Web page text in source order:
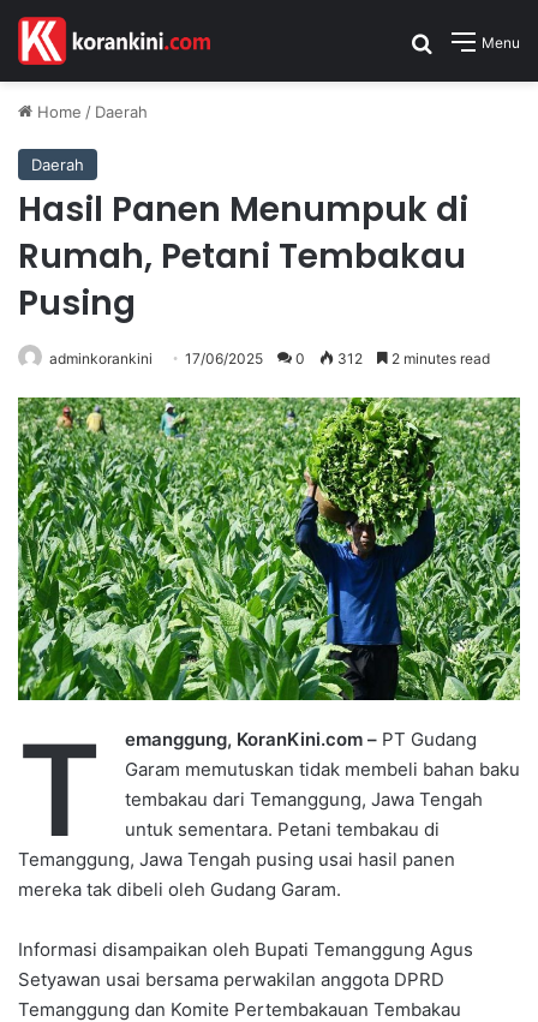
Menu
Search for
Home / Daerah
Daerah
Hasil Panen Menumpuk di
Rumah, Petani Tembakau
Pusing
adminkorankini 17/06/2025 0 312 2 minutes read
T emanggung, KoranKini.com – PT Gudang
Garam memutuskan tidak membeli bahan baku
tembakau dari Temanggung, Jawa Tengah
untuk sementara. Petani tembakau di
Temanggung, Jawa Tengah pusing usai hasil panen
mereka tak dibeli oleh Gudang Garam.
Informasi disampaikan oleh Bupati Temanggung Agus
Setyawan usai bersama perwakilan anggota DPRD
Temanggung dan Komite Pertembakauan Tembakau